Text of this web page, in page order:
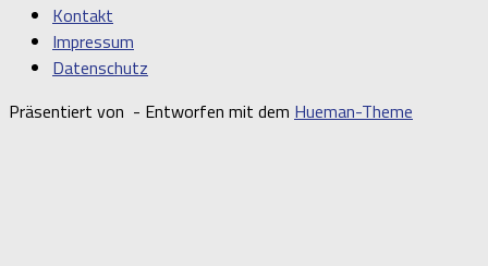
Kontakt
Impressum
Datenschutz
Präsentiert von - Entworfen mit dem Hueman-Theme